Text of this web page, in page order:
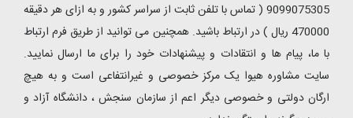
9099075305 ( تماس با تلفن ثابت از سراسر کشور و به ازای هر دقیقه
470000 ریال ) در ارتباط باشید. همچنین می توانید از طریق فرم ارتباط
با ما، پیام ها و انتقادات و پیشنهادات خود را برای ما ارسال نمایید.
سایت مشاوره هیوا یک مرکز خصوصی و غیرانتفاعی است و به هیچ
ارگان دولتی و خصوصی دیگر اعم از سازمان سنجش ، دانشگاه آزاد و